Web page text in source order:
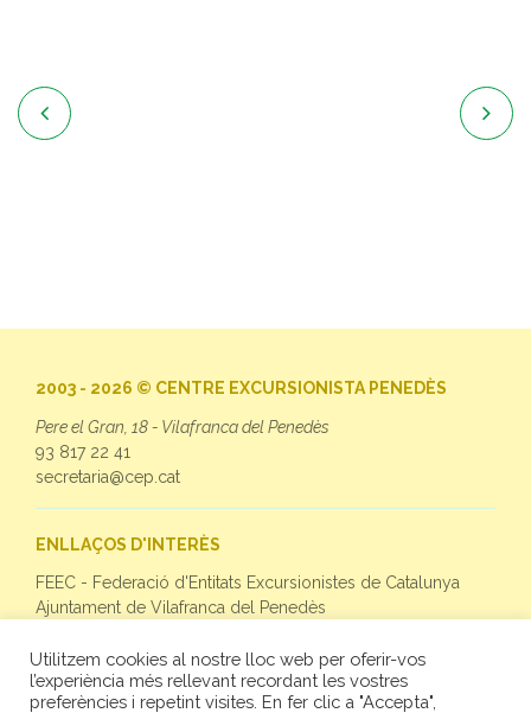
 
2003 - 2026 © CENTRE EXCURSIONISTA PENEDÈS
Pere el Gran, 18 - Vilafranca del Penedès
93 817 22 41
secretaria@cep.cat
ENLLAÇOS D'INTERÈS
FEEC - Federació d'Entitats Excursionistes de Catalunya
Ajuntament de Vilafranca del Penedès
SEGUEIX-NOS
Utilitzem cookies al nostre lloc web per oferir-vos
l’experiència més rellevant recordant les vostres
preferències i repetint visites. En fer clic a "Accepta",